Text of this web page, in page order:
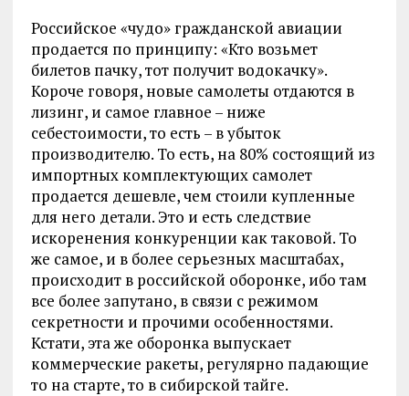
Российское «чудо» гражданской авиации
продается по принципу: «Кто возьмет
билетов пачку, тот получит водокачку».
Короче говоря, новые самолеты отдаются в
лизинг, и самое главное – ниже
себестоимости, то есть – в убыток
производителю. То есть, на 80% состоящий из
импортных комплектующих самолет
продается дешевле, чем стоили купленные
для него детали. Это и есть следствие
искоренения конкуренции как таковой. То
же самое, и в более серьезных масштабах,
происходит в российской оборонке, ибо там
все более запутано, в связи с режимом
секретности и прочими особенностями.
Кстати, эта же оборонка выпускает
коммерческие ракеты, регулярно падающие
то на старте, то в сибирской тайге.